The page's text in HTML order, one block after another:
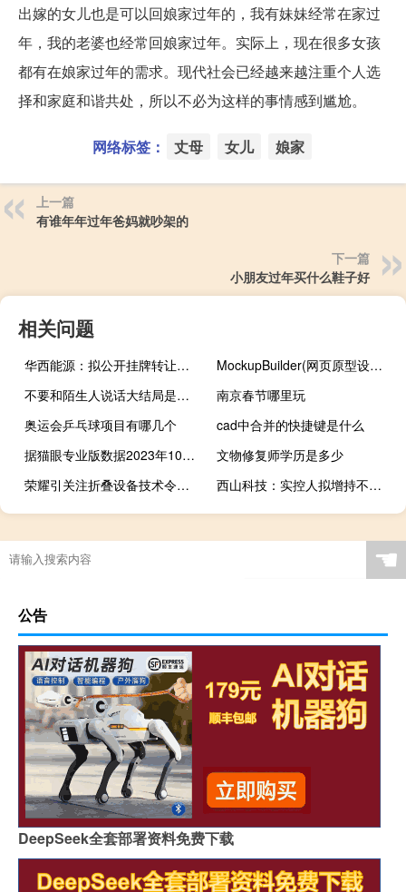
出嫁的女儿也是可以回娘家过年的，我有妹妹经常在家过
年，我的老婆也经常回娘家过年。实际上，现在很多女孩
都有在娘家过年的需求。现代社会已经越来越注重个人选
择和家庭和谐共处，所以不必为这样的事情感到尴尬。
网络标签： 丈母 女儿 娘家
上一篇
有谁年年过年爸妈就吵架的
下一篇
小朋友过年买什么鞋子好
相关问题
华西能源：拟公开挂牌转让自贡银行3.34亿股股份
MockupBuilder(网页原型设计工具) V1.0.4955 免费版（MockupBuilder(网页原型设计工具) V1.0.4955 免费版功能简介）
不要和陌生人说话大结局是什么
南京春节哪里玩
奥运会乒乓球项目有哪几个
cad中合并的快捷键是什么
据猫眼专业版数据2023年10月3日10时文咏珊主演电影《莫斯科行动》《消失的她》正在热映助力文咏珊主演电影票房破60亿
文物修复师学历是多少
荣耀引关注折叠设备技术令市场惊喜
西山科技：实控人拟增持不低于2万股
☚
公告
DeepSeek全套部署资料免费下载